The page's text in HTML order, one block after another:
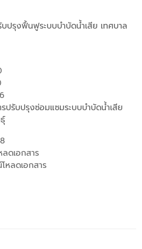
ปรุงฟื้นฟูระบบบำบัดน้ำเสีย เทศบาล
ปรับปรุงซ่อมแซมระบบบำบัดน้ำเสีย
ลดเอกสาร
หลดเอกสาร